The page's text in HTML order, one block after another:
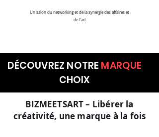
Un salon du networking et de la synergie des affaires et
de l'art
DÉCOUVREZ NOTRE MARQUE
CHOIX
BIZMEETSART – Libérer la
créativité, une marque à la fois